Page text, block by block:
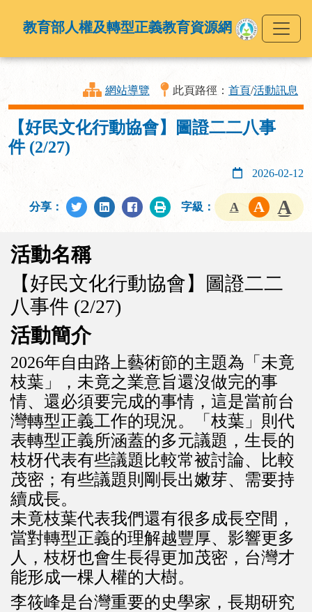
教育部人權及轉型正義教育資源網
網站導覽 此頁路徑： 首頁/活動訊息
【好民文化行動協會】圖證二二八事
件 (2/27)
2026-02-12
分享： 字級：
活動名稱
【好民文化行動協會】圖證二二
八事件 (2/27)
活動簡介
2026年自由路上藝術節的主題為「未竟
枝葉」，未竟之業意旨還沒做完的事
情、還必須要完成的事情，這是當前台
灣轉型正義工作的現況。「枝葉」則代
表轉型正義所涵蓋的多元議題，生長的
枝枒代表有些議題比較常被討論、比較
茂密；有些議題則剛長出嫩芽、需要持
續成長。
未竟枝葉代表我們還有很多成長空間，
當對轉型正義的理解越豐厚、影響更多
人，枝枒也會生長得更加茂密，台灣才
能形成一棵人權的大樹。
李筱峰是台灣重要的史學家，長期研究